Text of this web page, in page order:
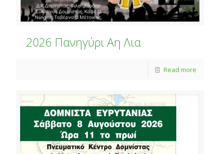
2026 Πανηγύρι Αη Λια
Read more